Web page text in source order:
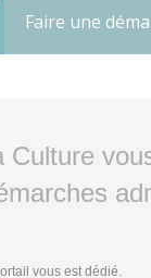
Faire une
Culture
vous est dédié.